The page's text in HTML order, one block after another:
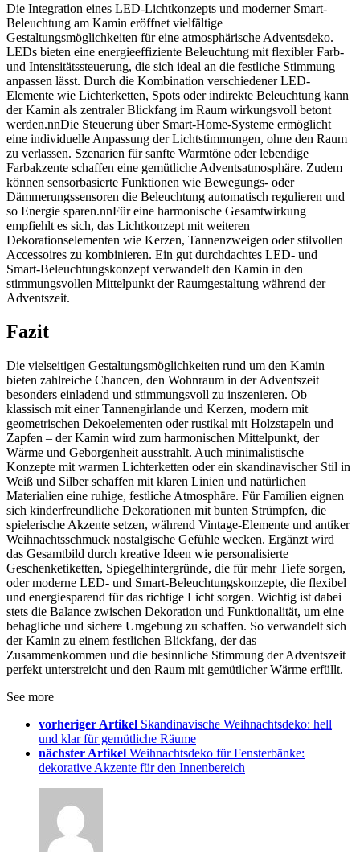
Die Integration eines LED-Lichtkonzepts und moderner Smart-
Beleuchtung am Kamin eröffnet vielfältige
Gestaltungsmöglichkeiten für eine atmosphärische Adventsdeko.
LEDs bieten eine energieeffiziente Beleuchtung mit flexibler Farb-
und Intensitätssteuerung, die sich ideal an die festliche Stimmung
anpassen lässt. Durch die Kombination verschiedener LED-
Elemente wie Lichterketten, Spots oder indirekte Beleuchtung kann
der Kamin als zentraler Blickfang im Raum wirkungsvoll betont
werden.nnDie Steuerung über Smart-Home-Systeme ermöglicht
eine individuelle Anpassung der Lichtstimmungen, ohne den Raum
zu verlassen. Szenarien für sanfte Warmtöne oder lebendige
Farbakzente schaffen eine gemütliche Adventsatmosphäre. Zudem
können sensorbasierte Funktionen wie Bewegungs- oder
Dämmerungssensoren die Beleuchtung automatisch regulieren und
so Energie sparen.nnFür eine harmonische Gesamtwirkung
empfiehlt es sich, das Lichtkonzept mit weiteren
Dekorationselementen wie Kerzen, Tannenzweigen oder stilvollen
Accessoires zu kombinieren. Ein gut durchdachtes LED- und
Smart-Beleuchtungskonzept verwandelt den Kamin in den
stimmungsvollen Mittelpunkt der Raumgestaltung während der
Adventszeit.
Fazit
Die vielseitigen Gestaltungsmöglichkeiten rund um den Kamin
bieten zahlreiche Chancen, den Wohnraum in der Adventszeit
besonders einladend und stimmungsvoll zu inszenieren. Ob
klassisch mit einer Tannengirlande und Kerzen, modern mit
geometrischen Dekoelementen oder rustikal mit Holzstapeln und
Zapfen – der Kamin wird zum harmonischen Mittelpunkt, der
Wärme und Geborgenheit ausstrahlt. Auch minimalistische
Konzepte mit warmen Lichterketten oder ein skandinavischer Stil in
Weiß und Silber schaffen mit klaren Linien und natürlichen
Materialien eine ruhige, festliche Atmosphäre. Für Familien eignen
sich kinderfreundliche Dekorationen mit bunten Strümpfen, die
spielerische Akzente setzen, während Vintage-Elemente und antiker
Weihnachtsschmuck nostalgische Gefühle wecken. Ergänzt wird
das Gesamtbild durch kreative Ideen wie personalisierte
Geschenketiketten, Spiegelhintergründe, die für mehr Tiefe sorgen,
oder moderne LED- und Smart-Beleuchtungskonzepte, die flexibel
und energiesparend für das richtige Licht sorgen. Wichtig ist dabei
stets die Balance zwischen Dekoration und Funktionalität, um eine
behagliche und sichere Umgebung zu schaffen. So verwandelt sich
der Kamin zu einem festlichen Blickfang, der das
Zusammenkommen und die besinnliche Stimmung der Adventszeit
perfekt unterstreicht und den Raum mit gemütlicher Wärme erfüllt.
See more
vorheriger Artikel Skandinavische Weihnachtsdeko: hell
und klar für gemütliche Räume
nächster Artikel Weihnachtsdeko für Fensterbänke:
dekorative Akzente für den Innenbereich